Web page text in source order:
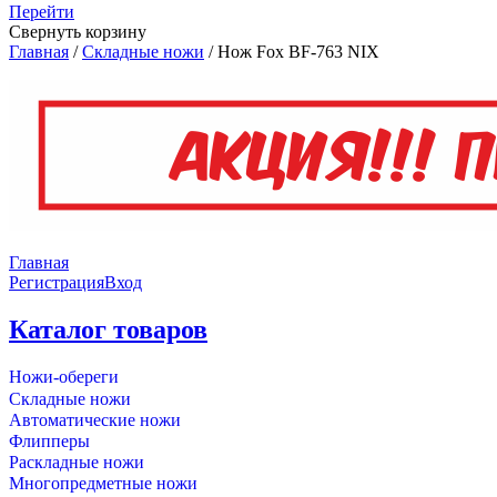
Перейти
Свернуть корзину
Главная /Складные ножи /Нож Fox BF-763 NIX
Главная
РегистрацияВход
Каталог товаров
Ножи-обереги
Складные ножи
Автоматические ножи
Флипперы
Раскладные ножи
Многопредметные ножи